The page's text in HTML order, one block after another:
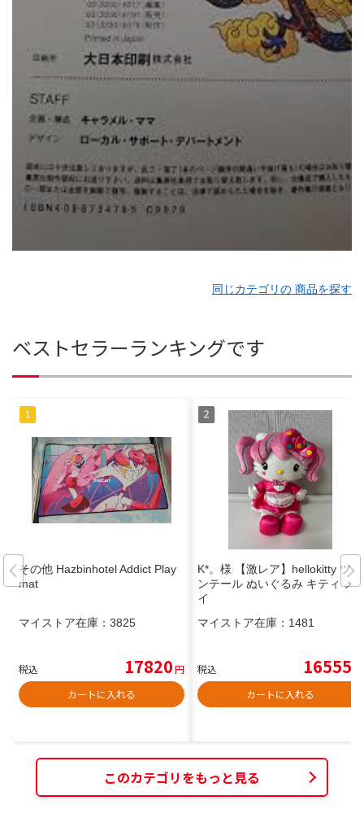
同じカテゴリの 商品を探す
ベストセラーランキングです
その他 Hazbinhotel Addict Play
mat
マイストア在庫： 3825
税込 17820円
カートに入れる
K*。様 【激レア】hellokitty ツイ
ンテール ぬいぐるみ キティ メ
イ
マイストア在庫： 1481
税込 16555
カートに入れる
このカテゴリをもっと見る